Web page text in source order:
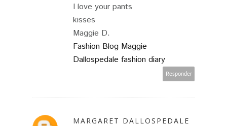
I love your pants
kisses
Maggie D.
Fashion Blog Maggie
Dallospedale fashion diary
Responder
MARGARET DALLOSPEDALE